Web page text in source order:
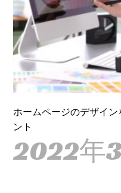
ホームページのデザイ
ント
2022年3